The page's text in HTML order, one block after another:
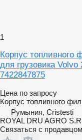
1
Корпус топливного
для грузовика
7422847875
Цена по запросу
Корпус топливного
Румыния, Cristesti
ROYAL DRU AGRO
Связаться с продавцом